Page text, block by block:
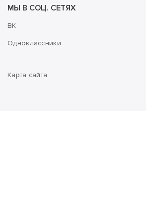
МЫ В СОЦ. СЕТЯХ
ВК
Одноклассники
Карта сайта